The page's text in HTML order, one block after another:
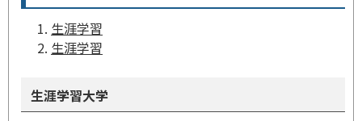
生涯学習
生涯学習
生涯学習大学